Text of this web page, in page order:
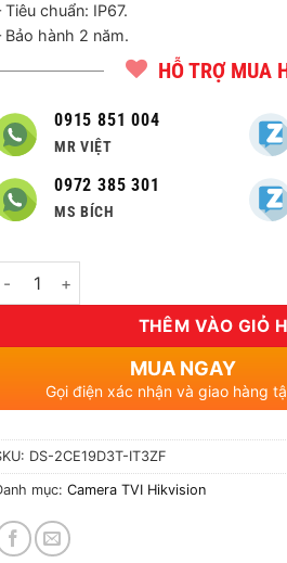
Tiêu chuẩn: IP67.
Bảo hành 2 năm.
HỖ TRỢ MUA
0915 851 004
MR VIỆT
0972 385 301
MS BÍCH
Số lượng
THÊM VÀO GIỎ
MUA NGAY
Gọi điện xác nhận và giao hàng
DS-2CE19D3T-IT3ZF
mục: Camera TVI Hikvision